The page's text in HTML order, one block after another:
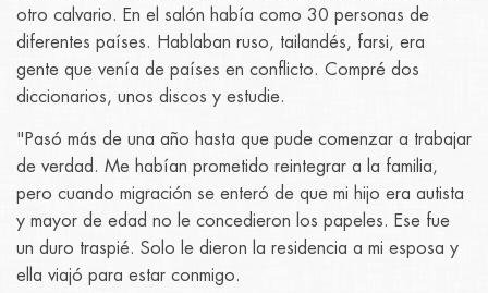
otro calvario. En el salón había como 30 personas de
diferentes países. Hablaban ruso, tailandés, farsi, era
gente que venía de países en conflicto. Compré dos
diccionarios, unos discos y estudie.
"Pasó más de una año hasta que pude comenzar a trabajar
de verdad. Me habían prometido reintegrar a la familia,
pero cuando migración se enteró de que mi hijo era autista
y mayor de edad no le concedieron los papeles. Ese fue
un duro traspié. Solo le dieron la residencia a mi esposa y
ella viajó para estar conmigo.